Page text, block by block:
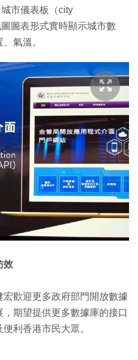
市儀表板（city
圖表形式實時顯示城市數
氣溫。
效
歡迎更多政府部門開放數據
期望提供更多數據庫的接口
利香港市民大眾。